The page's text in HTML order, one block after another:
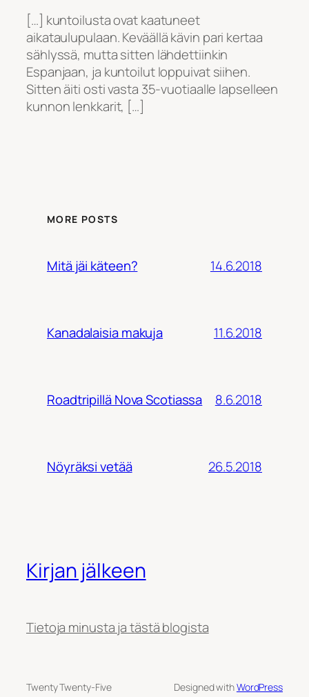
[…] kuntoilusta ovat kaatuneet
aikataulupulaan. Keväällä kävin pari kertaa
sählyssä, mutta sitten lähdettiinkin
Espanjaan, ja kuntoilut loppuivat siihen.
Sitten äiti osti vasta 35-vuotiaalle lapselleen
kunnon lenkkarit, […]
MORE POSTS
Mitä jäi käteen? 14.6.2018
Kanadalaisia makuja 11.6.2018
Roadtripillä Nova Scotiassa 8.6.2018
Nöyräksi vetää 26.5.2018
Kirjan jälkeen
Tietoja minusta ja tästä blogista
Twenty Twenty-Five Designed withWordPress